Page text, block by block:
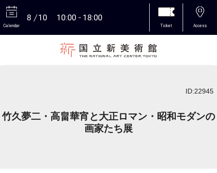
Calendar
8 10 10:00 18:00
Ticket Access
ID:22945
竹久夢二・高畠華宵と大正ロマン・昭和モダンの
画家たち展